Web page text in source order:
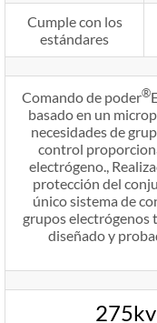
Cumple con los
estándares
Comando de poder®
basado en un
necesidades de
control
electrógeno.,
protección del
único sistema de
grupos electrógenos
diseñado y